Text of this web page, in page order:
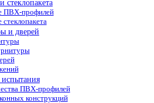
стеклопакета
ПВХ-профилей
стеклопакета
и дверей
испытания
ПВХ-профилей
конструкций